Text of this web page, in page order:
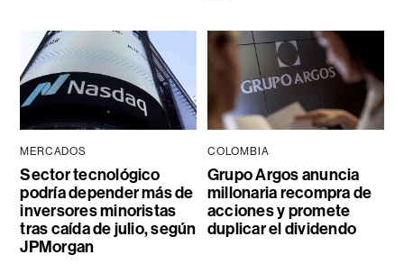
MERCADOS
Sector tecnológico
podría depender más de
inversores minoristas
tras caída de julio, según
JPMorgan
COLOMBIA
Grupo Argos anuncia
millonaria recompra de
acciones y promete
duplicar el dividendo